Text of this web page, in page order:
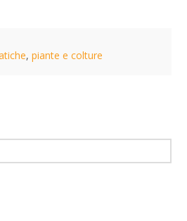
,piante e colture